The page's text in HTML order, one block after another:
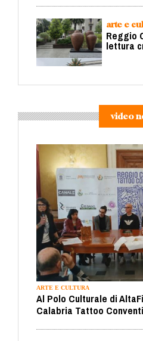
arte e
Reggio
lettura
video
ARTE E CULTURA
Al Polo Culturale di
Calabria Tattoo